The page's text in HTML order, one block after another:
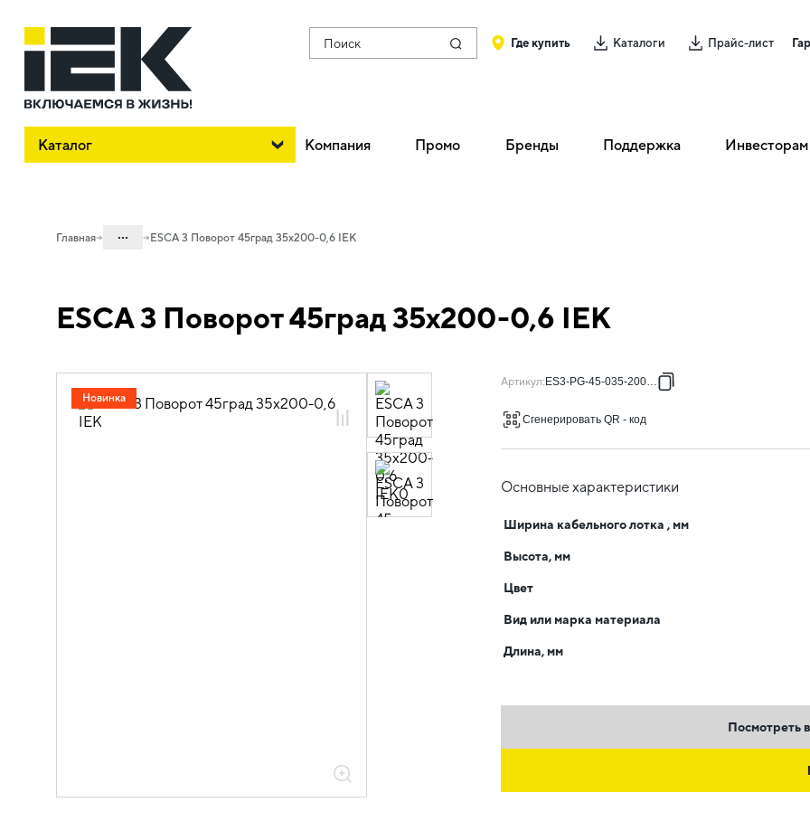
Поиск Где купить Каталоги Прайс-лист
Каталог Компания Промо Бренды Поддержка Инвесторам
Главная ...
05. Системы для прокладки кабеля
05.04 Кабельные лотки и аксессуары
05.04.04.03 Аксессуары для лотков
ESCA 3 Поворот 45град 35х200-0,6 IEK
ESCA 3 Поворот 45град 35х200-0,6 IEK
Новинка
Артикул: ES3-PG-45-035-200-06
Сгенерировать QR - код
Основные характеристики
Ширина кабельного лотка , мм
Высота, мм
Цвет
Вид или марка материала
Длина, мм
Посмотреть